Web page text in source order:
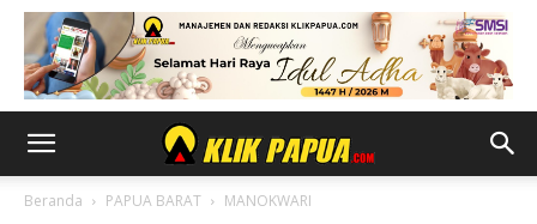
Beranda PAPUA BARAT MANOKWARI